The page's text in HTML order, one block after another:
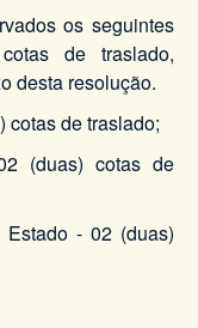
os seguintes
de traslado,
desta resolução.
cotas de traslado;
(duas) cotas de
- 02 (duas)